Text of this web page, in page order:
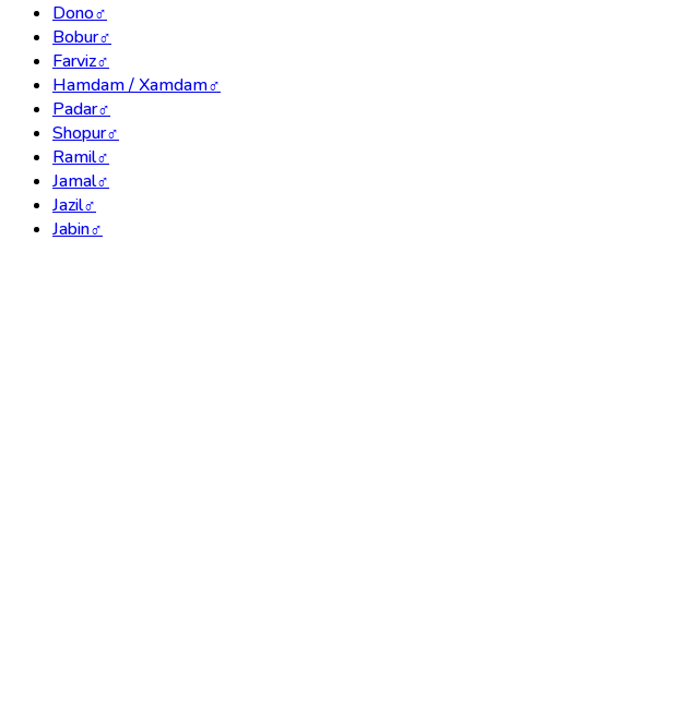
Dono♂
Bobur♂
Farviz♂
Hamdam / Xamdam♂
Padar♂
Shopur♂
Ramil♂
Jamal♂
Jazil♂
Jabin♂